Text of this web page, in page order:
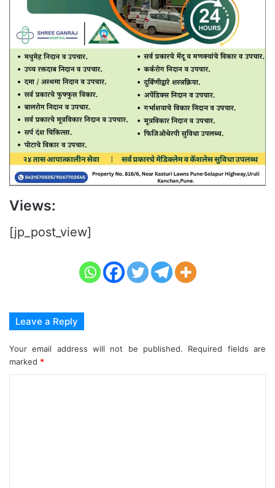
Views:
[jp_post_view]
Leave a Reply
Your email address will not be published.
Required fields are
marked *